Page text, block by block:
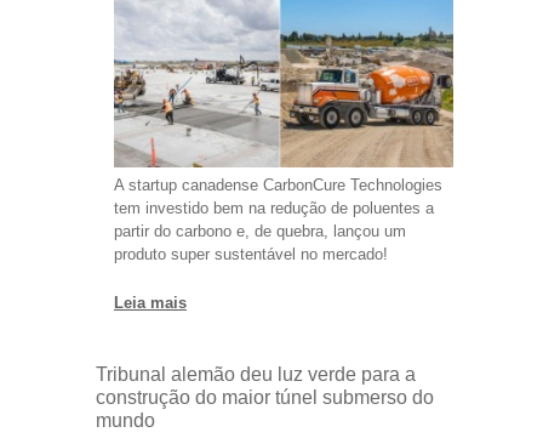
A startup canadense CarbonCure Technologies
tem investido bem na redução de poluentes a
partir do carbono e, de quebra, lançou um
produto super sustentável no mercado!
Leia mais
Tribunal alemão deu luz verde para a
construção do maior túnel submerso do
mundo